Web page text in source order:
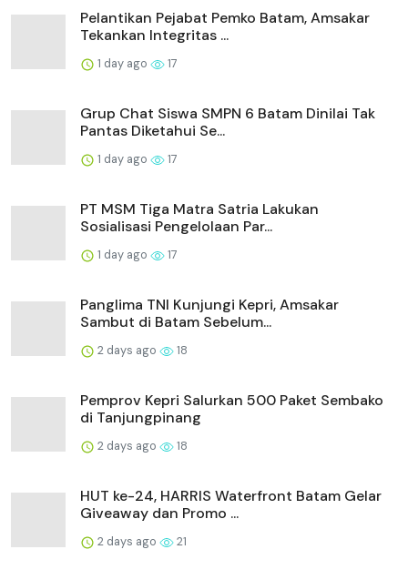
Pelantikan Pejabat Pemko Batam, Amsakar
Tekankan Integritas ...
1 day ago 17
Grup Chat Siswa SMPN 6 Batam Dinilai Tak
Pantas Diketahui Se...
1 day ago 17
PT MSM Tiga Matra Satria Lakukan
Sosialisasi Pengelolaan Par...
1 day ago 17
Panglima TNI Kunjungi Kepri, Amsakar
Sambut di Batam Sebelum...
2 days ago 18
Pemprov Kepri Salurkan 500 Paket Sembako
di Tanjungpinang
2 days ago 18
HUT ke-24, HARRIS Waterfront Batam Gelar
Giveaway dan Promo ...
2 days ago 21